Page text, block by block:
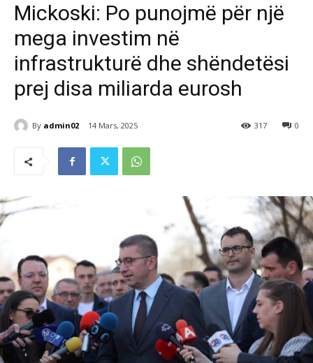
Mickoski: Po punojmë për një
mega investim në
infrastrukturë dhe shëndetësi
prej disa miliarda eurosh
By admin02 14 Mars, 2025 0
317